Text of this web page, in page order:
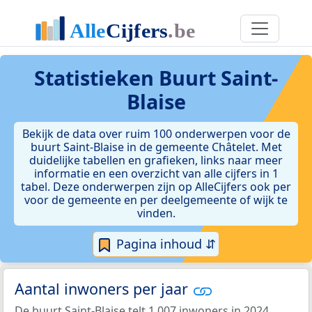
Statistieken Buurt Saint-
Blaise
Bekijk de data over ruim 100 onderwerpen voor de
buurt Saint-Blaise in de gemeente Châtelet. Met
duidelijke tabellen en grafieken, links naar meer
informatie en een overzicht van alle cijfers in 1
tabel. Deze onderwerpen zijn op AlleCijfers ook per
voor de gemeente en per deelgemeente of wijk te
vinden.
Pagina inhoud ⇵
Aantal inwoners per jaar